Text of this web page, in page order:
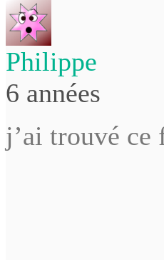
Philippe
6 années
j’ai trouvé